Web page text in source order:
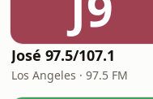
José 97.5/107.1
Los Angeles · 97.5 FM